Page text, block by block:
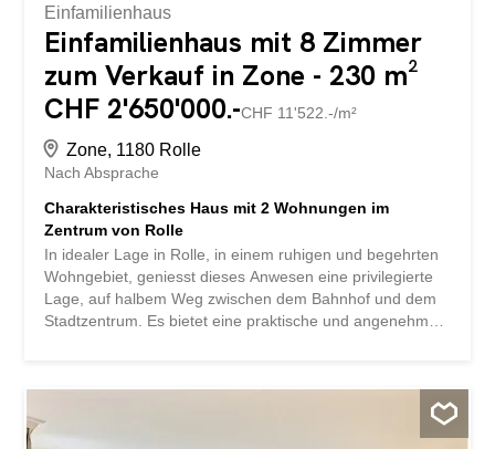
Einfamilienhaus
Einfamilienhaus mit 8 Zimmer
zum Verkauf in Zone - 230 m²
CHF 2'650'000.-CHF 11'522.-/m²
Zone, 1180 Rolle
Nach Absprache
Charakteristisches Haus mit 2 Wohnungen im
Zentrum von Rolle
In idealer Lage in Rolle, in einem ruhigen und begehrten
Wohngebiet, geniesst dieses Anwesen eine privilegierte
Lage, auf halbem Weg zwischen dem Bahnhof und dem
Stadtzentrum. Es bietet eine praktische und angenehme
grossen Grundstück zeichnet sich durch eine einzigartige
Architektur mit weichen, abgerundeten Linien aus, die ihm